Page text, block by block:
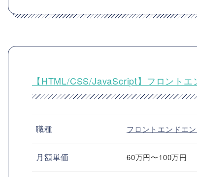
【HTML/CSS/JavaScript】フロント
職種 フロントエンドエ
月額単価 60万円〜100万円